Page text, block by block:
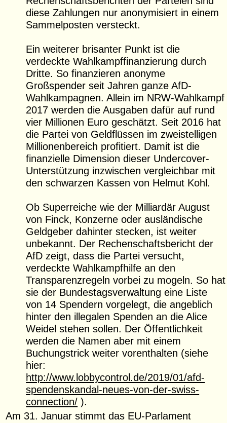
diese Zahlungen nur anonymisiert in einem
Sammelposten versteckt.
Ein weiterer brisanter Punkt ist die
verdeckte Wahlkampffinanzierung durch
Dritte. So finanzieren anonyme
Großspender seit Jahren ganze AfD-
Wahlkampagnen. Allein im NRW-Wahlkampf
2017 werden die Ausgaben dafür auf rund
vier Millionen Euro geschätzt. Seit 2016 hat
die Partei von Geldflüssen im zweistelligen
Millionenbereich profitiert. Damit ist die
finanzielle Dimension dieser Undercover-
Unterstützung inzwischen vergleichbar mit
den schwarzen Kassen von Helmut Kohl.
Ob Superreiche wie der Milliardär August
von Finck, Konzerne oder ausländische
Geldgeber dahinter stecken, ist weiter
unbekannt. Der Rechenschaftsbericht der
AfD zeigt, dass die Partei versucht,
verdeckte Wahlkampfhilfe an den
Transparenzregeln vorbei zu mogeln. So hat
sie der Bundestagsverwaltung eine Liste
von 14 Spendern vorgelegt, die angeblich
hinter den illegalen Spenden an die Alice
Weidel stehen sollen. Der Öffentlichkeit
werden die Namen aber mit einem
Buchungstrick weiter vorenthalten (siehe
hier:
http://www.lobbycontrol.de/2019/01/afd-
spendenskandal-neues-von-der-swiss-
connection/ ).
Am 31. Januar stimmt das EU-Parlament